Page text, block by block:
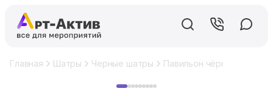
Главная Шатры Черные шатры Павильон чёрный 10x15